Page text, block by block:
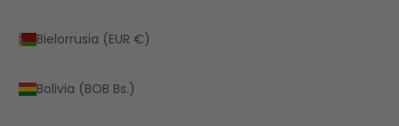
Bielorrusia (EUR €)
Bolivia (BOB Bs.)